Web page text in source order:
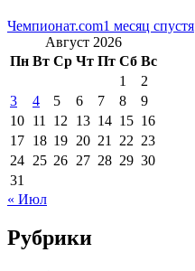
Чемпионат.com1 месяц спустя
Август 2026
Пн Вт Ср Чт Пт Сб Вс
1
2
3
4 5 6 7 8
9
10 11 12 13 14 15 16
17 18 19 20 21 22 23
24 25 26 27 28 29 30
31
« Июл
Рубрики